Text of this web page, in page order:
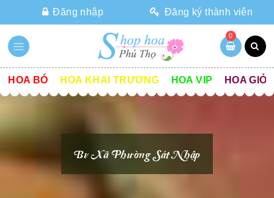
Đăng nhập Đăng ký thành viên
0
HOA BÓ HOA KHAI TRƯƠNG HOA VIP HOA GIỎ
Bv Xã Phường Sát Nhập